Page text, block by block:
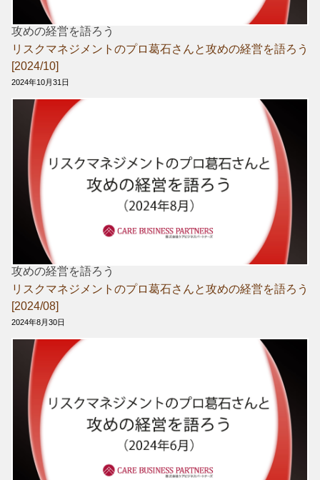
攻めの経営を語ろう
リスクマネジメントのプロ葛石さんと攻めの経営を語ろう
[2024/10]
2024年10月31日
攻めの経営を語ろう
リスクマネジメントのプロ葛石さんと攻めの経営を語ろう
[2024/08]
2024年8月30日